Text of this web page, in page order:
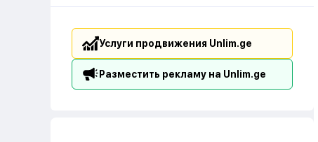
Услуги продвижения Unlim.ge
Разместить рекламу на Unlim.ge